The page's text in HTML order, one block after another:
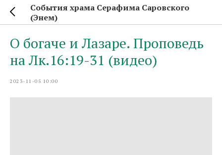
События храма Серафима Саровского
(Энем)
О богаче и Лазаре. Проповедь
на Лк.16:19-31 (видео)
2023-11-05 10:00